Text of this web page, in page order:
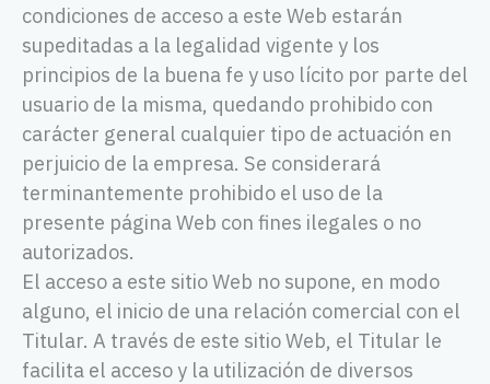
condiciones de acceso a este Web estarán
supeditadas a la legalidad vigente y los
principios de la buena fe y uso lícito por parte del
usuario de la misma, quedando prohibido con
carácter general cualquier tipo de actuación en
perjuicio de la empresa. Se considerará
terminantemente prohibido el uso de la
presente página Web con fines ilegales o no
autorizados.
El acceso a este sitio Web no supone, en modo
alguno, el inicio de una relación comercial con el
Titular. A través de este sitio Web, el Titular le
facilita el acceso y la utilización de diversos